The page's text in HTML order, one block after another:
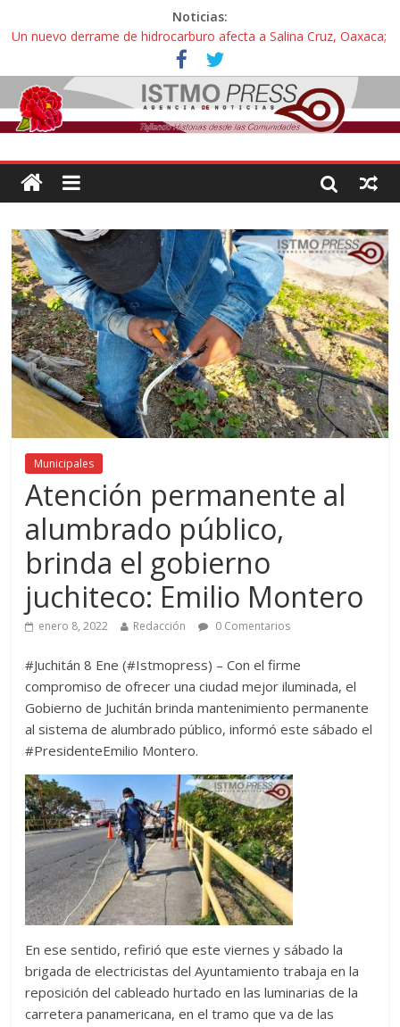
Noticias:
Un nuevo derrame de hidrocarburo afecta a Salina Cruz, Oaxaca;
ahora pescadores de Salinas del Marqués denuncian daños de
Pemex
Ángel, el joven autista expulsado por la Universidad Bienestar de
Ixtepec, Oaxaca vuelve a las aulas tras amparo
Familiares de periodista Alejandro Leyva se reúnen con titular de
intelectuales de su asesinato
Alertan pescadores de Juchitán, Oaxaca de nuevo despojo de su
Pescadores y comuneros ikoots detienen la extracción ilegal de
material pétreo de gravera Oyamel
Municipales
Atención permanente al
alumbrado público,
brinda el gobierno
juchiteco: Emilio Montero
enero 8, 2022 Redacción 0 Comentarios
#Juchitán 8 Ene (#Istmopress) – Con el firme
compromiso de ofrecer una ciudad mejor iluminada, el
Gobierno de Juchitánbrinda mantenimiento permanente
al sistema de alumbrado público,informó este sábado el
#PresidenteEmilio Montero.
En ese sentido, refirió que este viernes y sábado la
brigada de electricistas del Ayuntamiento trabaja en la
reposición del cableado hurtado en las luminarias de la
carretera panamericana, en el tramo que vade las